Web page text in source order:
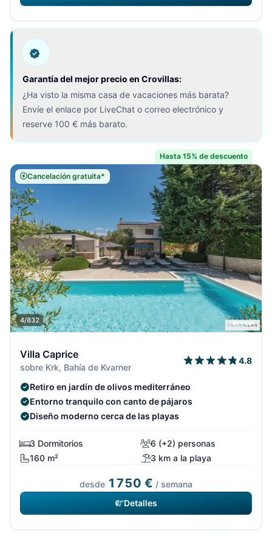
Garantía del mejor precio en Crovillas:
¿Ha visto la misma casa de vacaciones más barata?
Envíe el enlace por LiveChat o correo electrónico y
reserve 100 € más barato.
Hasta 15% de descuento
Cancelación gratuita*
4/832
Villa Caprice
sobre Krk, Bahía de Kvarner
4.8
Retiro en jardín de olivos mediterráneo
Entorno tranquilo con canto de pájaros
Diseño moderno cerca de las playas
3 Dormitorios
6 (+2) personas
160 m²
3 km a la playa
desde 1750 € / semana
Detalles